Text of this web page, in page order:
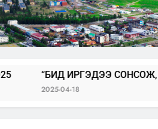
ИРГЭДЭЭ СОНСОЖ, ШИЙДНЭ”